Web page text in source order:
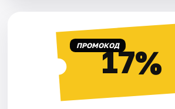
ПРОМОКОД17%